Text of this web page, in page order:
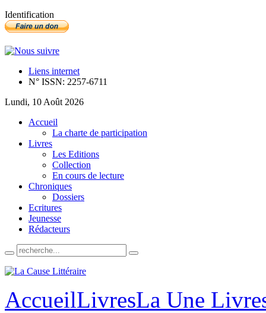
Identification
Liens internet
N° ISSN: 2257-6711
Lundi, 10 Août 2026
Accueil
La charte de participation
Livres
Les Editions
Collection
En cours de lecture
Chroniques
Dossiers
Ecritures
Jeunesse
Rédacteurs
AccueilLivresLa Une